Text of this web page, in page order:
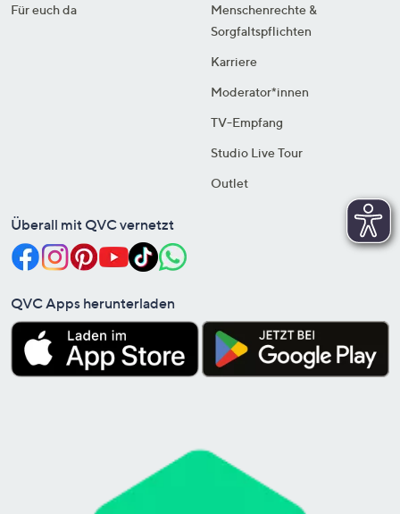
Für euch da
Menschenrechte &
Sorgfaltspflichten
Karriere
Moderator*innen
TV-Empfang
Studio Live Tour
Outlet
Überall mit QVC vernetzt
QVC Apps herunterladen